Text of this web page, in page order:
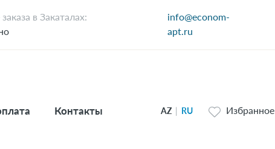
в Закаталах:
info@econom-
apt.ru
Контакты AZ | RU Избранное